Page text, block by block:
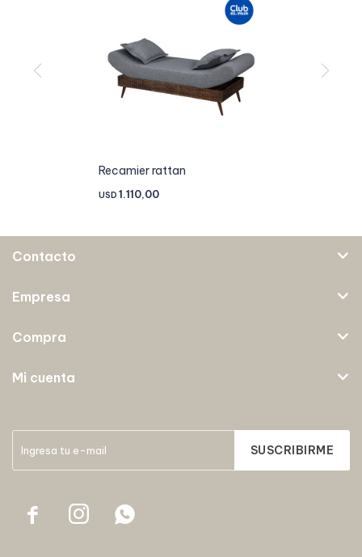
Recamier rattan
USD 1.110,00
SUSCRIBIRME
  
Contacto
Empresa
Compra
Mi cuenta